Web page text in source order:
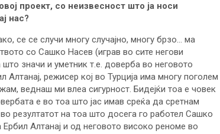
проект, со неизвесност што ја носи
нас?
се се случи многу случајно, многу брзо… ма
со Сашко Насев (играв во сите негови
значи и уметник т.е. доверба во неговото
режисер кој во Турција има многу поголем
веднаш ми влеа сигурност. Бидејќи тоа е човек
е во тоа што јас имав среќа да сретнам
резултатот на тоа што досега го работел Сашко
Алтанај и од неговото високо реноме во